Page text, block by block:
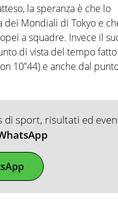
la speranza è che lo
dei Mondiali di Tokyo e
a squadre. Invece il
di vista del tempo fatto
10”44) e anche dal
di sport, risultati ed